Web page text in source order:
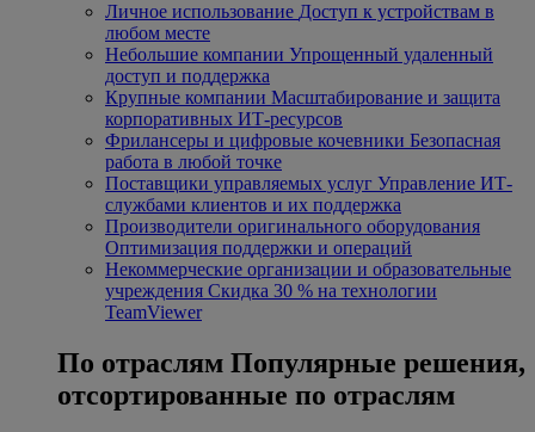
Личное использование Доступ к устройствам в
любом месте
Небольшие компании Упрощенный удаленный
доступ и поддержка
Крупные компании Масштабирование и защита
корпоративных ИТ-ресурсов
Фрилансеры и цифровые кочевники Безопасная
работа в любой точке
Поставщики управляемых услуг Управление ИТ-
службами клиентов и их поддержка
Производители оригинального оборудования
Оптимизация поддержки и операций
Некоммерческие организации и образовательные
учреждения Скидка 30 % на технологии
TeamViewer
По отраслям Популярные решения,
отсортированные по отраслям